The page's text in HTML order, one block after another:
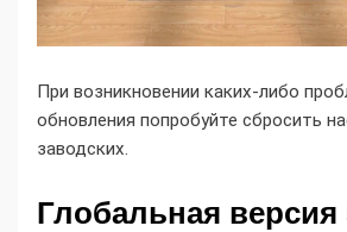
При возникновении каких-либо
обновления попробуйте сбросить
заводских.
Глобальная версия